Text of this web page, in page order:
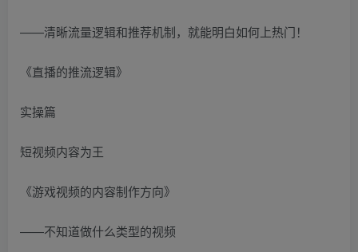
——清晰流量逻辑和推荐机制，就能明白如何上热门！
《直播的推流逻辑》
实操篇
短视频内容为王
《游戏视频的内容制作方向》
——不知道做什么类型的视频